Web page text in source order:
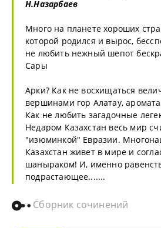
Н.Назарбаев
Много на планете хороших
которой родился и вырос,
не любить нежный шепот
Сары
Арки? Как не восхищаться
вершинами гор Алатау,
Как не любить загадочные
Недаром Казахстан весь мир
"изюминкой" Евразии.
Казахстан живет в мире и
шаныраком! И, именно
подрастающее.......
Сборник сочинений